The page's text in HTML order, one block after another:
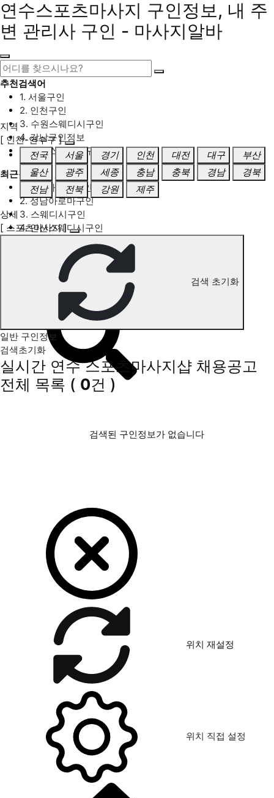
연수스포츠마사지 구인정보, 내 주
변 관리사 구인 - 마사지알바
추천검색어
1. 서울구인
2. 인천구인
3. 수원스웨디시구인
4. 강남구인정보
5. 동탄스웨디시구인
최근검색어
1. 일산마사지구인
2. 성남아로마구인
3. 스웨디시구인
4. 안산스웨디시구인
연수 스포츠마사지 구인정보
지역
[ 인천-연수구 ]
전국
서울 경기 인천 대전 대구
부산
울산
광주 세종 충남 충북 경남
경북
전남
전북 강원 제주
상세
[ 스포츠마사지 ]
검색 초기화
일반 구인정보
검색초기화
실시간 연수 스포츠마사지샵 채용공고
전체 목록 ( 0건 )
검색된 구인정보가 없습니다
위치 재설정
위치 직접 설정